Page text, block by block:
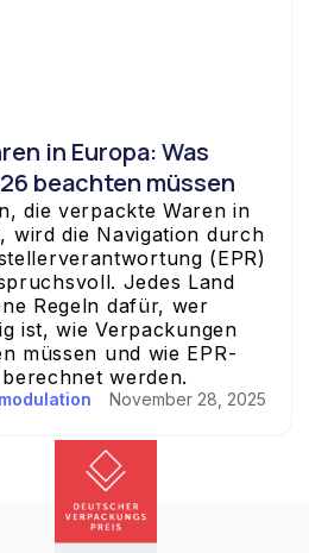
in Europa: Was
beachten müssen
die verpackte Waren in
wird die Navigation durch
(EPR)
Jedes Land
Regeln dafür, wer
ist, wie Verpackungen
müssen und wie EPR-
werden.
November 28, 2025